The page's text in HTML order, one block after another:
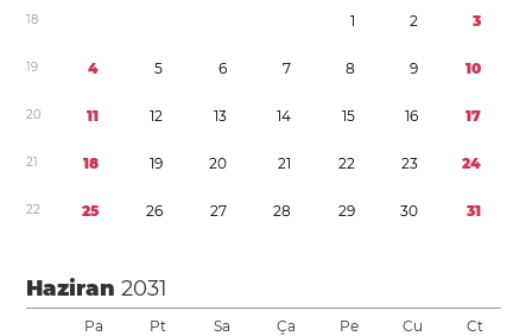
18 1 2 3
19 4 5 6 7 8 9 10
20 11 12 13 14 15 16 17
21 18 19 20 21 22 23 24
22 25 26 27 28 29 30 31
Haziran2031
Pa Pt Sa Ça Pe Cu Ct